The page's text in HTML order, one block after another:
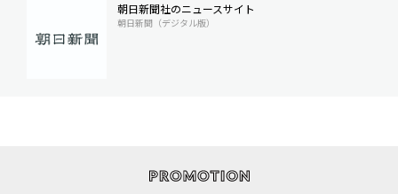
朝日新聞社のニュースサイト
朝日新聞（デジタル版）